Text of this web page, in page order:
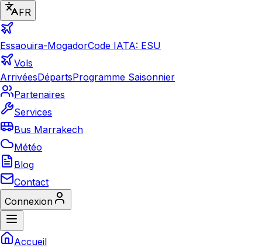
FR
Essaouira-MogadorCode IATA: ESU
Vols
ArrivéesDépartsProgramme Saisonnier
Partenaires
Services
Bus Marrakech
Météo
Blog
Contact
Connexion
Accueil